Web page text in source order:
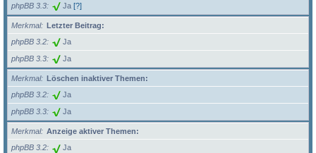
phpBB 3.3 Ja [?]
Merkmal
Letzter Beitrag:
phpBB 3.2
Ja
phpBB 3.3 Ja
Merkmal
Löschen inaktiver Themen:
phpBB 3.2
Ja
phpBB 3.3 Ja
Merkmal
Anzeige aktiver Themen:
phpBB 3.2
Ja